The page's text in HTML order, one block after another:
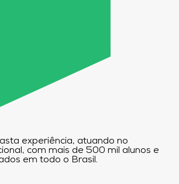
experiência, atuando no
com mais de 500 mil alunos e
em todo o Brasil.